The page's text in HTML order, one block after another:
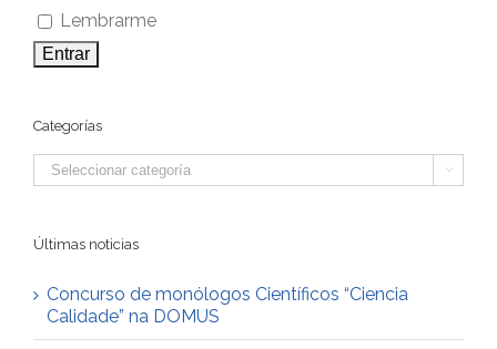
Lembrarme
Categorías
Categorías 
Últimas noticias
Concurso de monólogos Científicos “Ciencia
Calidade” na DOMUS